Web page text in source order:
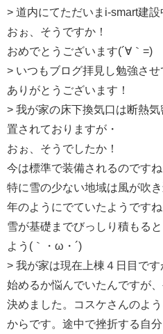
> 道内にてただいまi-smart建設
おぉ、そうですか！
おめでとうございます(´∀｀=)
> いつもブログ拝見し勉強させ
ありがとうございます！
> 我が家の床下換気口は断熱
置されておりますが・
おぉ、そうでしたか！
今は標準で装備されるのですね
特に雪の少ない地域は風が吹
年のようにでていたようですね
雪が基礎までびっしり積もる
よう(｀・ω・´)
> 我が家は現在上棟４日目で
始めるか悩んでいたんですが
決めました。コスケさんのよ
からです。途中で挫折する自